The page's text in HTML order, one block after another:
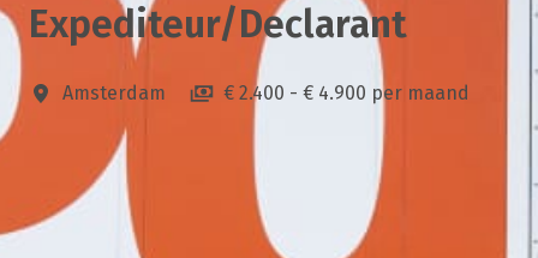
Expediteur/Declarant
Amsterdam € 2.400 - € 4.900 per maand